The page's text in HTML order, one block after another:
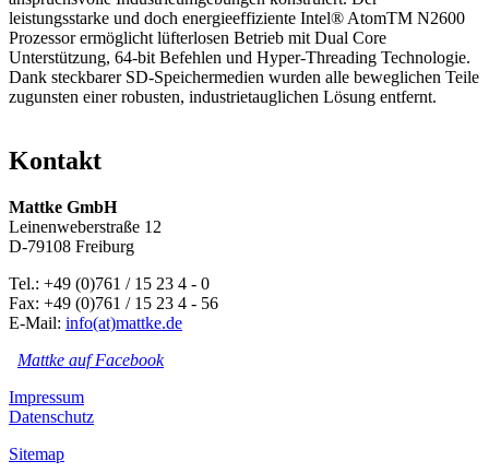
leistungsstarke und doch energieeffiziente Intel® AtomTM N2600
Prozessor ermöglicht lüfterlosen Betrieb mit Dual Core
Unterstützung, 64-bit Befehlen und Hyper-Threading Technologie.
Dank steckbarer SD-Speichermedien wurden alle beweglichen Teile
zugunsten einer robusten, industrietauglichen Lösung entfernt.
Kontakt
Mattke GmbH
Leinenweberstraße 12
D-79108 Freiburg
Tel.: +49 (0)761 / 15 23 4 - 0
Fax: +49 (0)761 / 15 23 4 - 56
E-Mail: info(at)mattke.de
Mattke auf Facebook
Impressum
Datenschutz
Sitemap